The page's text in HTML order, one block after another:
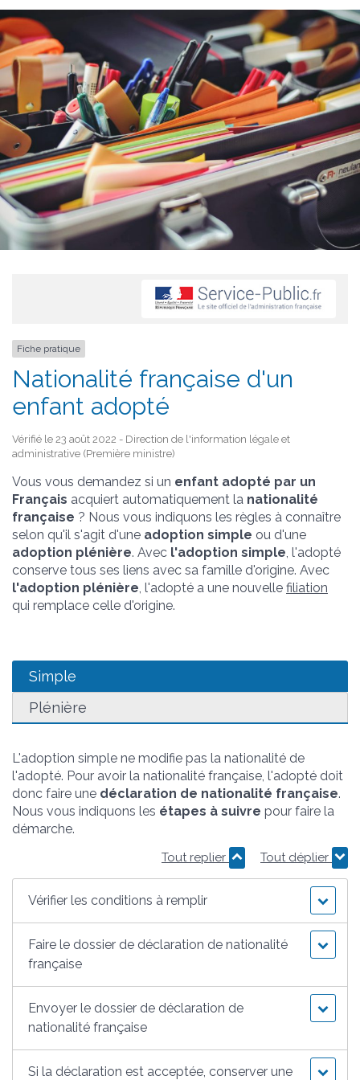
Fiche pratique
Nationalité française d'un
enfant adopté
Vérifié le 23 août 2022 - Direction de l'information légale et
administrative (Première ministre)
Vous vous demandez si un enfant adopté par un
Français acquiert automatiquement la nationalité
française ? Nous vous indiquons les règles à connaître
selon qu'il s'agit d'une adoption simple ou d'une
adoption plénière. Avec l'adoption simple, l'adopté
conserve tous ses liens avec sa famille d'origine. Avec
l'adoption plénière, l'adopté a une nouvelle filiation
qui remplace celle d'origine.
Simple
Plénière
L'adoption simple ne modifie pas la nationalité de
l'adopté. Pour avoir la nationalité française, l'adopté doit
donc faire une déclaration de nationalité française.
Nous vous indiquons les étapes à suivre pour faire la
démarche.
Tout replier Tout déplier
Vérifier les conditions à remplir
Faire le dossier de déclaration de nationalité
française
Envoyer le dossier de déclaration de
nationalité française
Si la déclaration est acceptée, conserver une